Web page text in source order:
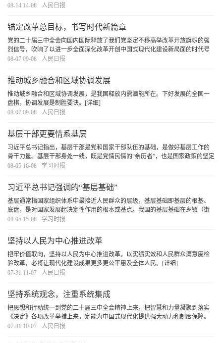
秩序，呈现活力和秩序的有机统一。进一步全面深化改革、推进中国式现代
08-14 14-08 人民日报
锚定改革总目标，书写时代新篇章
党的二十届三中全会向国内国际释放了我们党坚定不移高举改革开放旗帜的强
烈信号，吹响了以进一步全面深化改革开创中国式现代化建设新局面的时代号
角。[详细]
08-07 09-08 人民日报
推动城乡融合和区域协调发展
推动城乡融合和区域协调发展，是我国释放内需潜能所在。下好发展的全国一
盘棋，协调发展是制胜要诀。 [详细]
08-07 09-08
人民日报
基层干部更要情系基层
习近平总书记指出，基层干部是党和国家干部队伍的基础，是做好基层工作的
骨干力量。基层干部身处一线，既是党情民情的“亲历者”，也是国家政策的坚定
“执行者”，更是维护党的形象、密切党群干群关系的“实践者”。基层干部要情系
08-05 16-08 学习时报
习近平总书记强调的“基层基础”
基层通常指国家组织体系中最接近人民群众的层级，基层基础即基层的根基、
底盘，是对国家发展起决定性作用的根本或基点。我国的基层基础在乡镇（街
道）和村（社区），是社会治理最基本的单元，跟群众的联系最直接最紧密。
08-05 15-08 学习时报
坚持以人民为中心推进改革
把牢价值取向，坚持以人民为中心推进改革，以实绩实效和人民群众满意度检
验改革，必将让现代化建设成果更多更公平惠及全体人民。 [详细]
07-31 11-07
人民日报
坚持系统观念，注重系统集成
把思想和行动统一到党的二十届三中全会精神上来，把智慧和力量凝聚到落实
《决定》各项改革举措上来，定能为中国式现代化提供强大动力和制度保障。
[详细]
07-31 10-07 人民日报